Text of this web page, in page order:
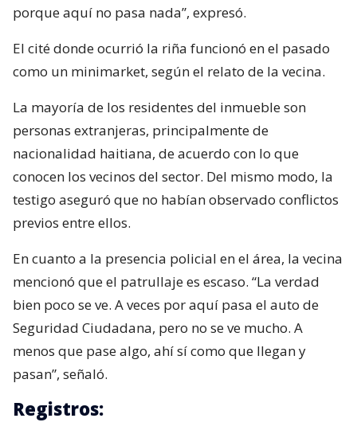
porque aquí no pasa nada”, expresó.
El cité donde ocurrió la riña funcionó en el pasado
como un minimarket, según el relato de la vecina.
La mayoría de los residentes del inmueble son
personas extranjeras, principalmente de
nacionalidad haitiana, de acuerdo con lo que
conocen los vecinos del sector. Del mismo modo, la
testigo aseguró que no habían observado conflictos
previos entre ellos.
En cuanto a la presencia policial en el área, la vecina
mencionó que el patrullaje es escaso. “La verdad
bien poco se ve. A veces por aquí pasa el auto de
Seguridad Ciudadana, pero no se ve mucho. A
menos que pase algo, ahí sí como que llegan y
pasan”, señaló.
Registros: